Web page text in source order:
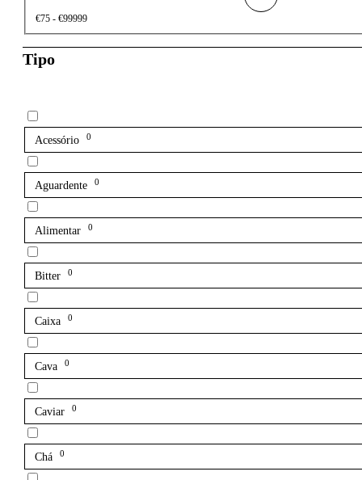
€75 - €99999
Tipo
Acessório 0
Aguardente 0
Alimentar 0
Bitter 0
Caixa 0
Cava 0
Caviar 0
Chá 0